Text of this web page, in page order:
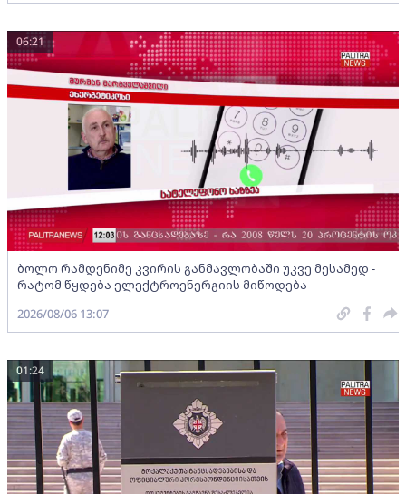
ბოლო რამდენიმე კვირის განმავლობაში უკვე მესამედ -
რატომ წყდება ელექტროენერგიის მიწოდება
06:21
2026/08/06 13:07
01:24